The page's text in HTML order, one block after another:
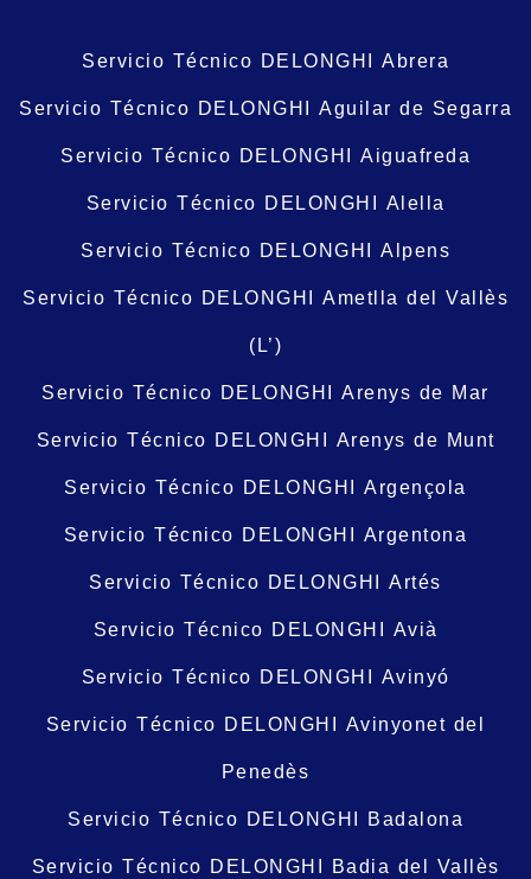
Servicio Técnico DELONGHI Abrera
Servicio Técnico DELONGHI Aguilar de Segarra
Servicio Técnico DELONGHI Aiguafreda
Servicio Técnico DELONGHI Alella
Servicio Técnico DELONGHI Alpens
Servicio Técnico DELONGHI Ametlla del Vallès
(L’)
Servicio Técnico DELONGHI Arenys de Mar
Servicio Técnico DELONGHI Arenys de Munt
Servicio Técnico DELONGHI Argençola
Servicio Técnico DELONGHI Argentona
Servicio Técnico DELONGHI Artés
Servicio Técnico DELONGHI Avià
Servicio Técnico DELONGHI Avinyó
Servicio Técnico DELONGHI Avinyonet del
Penedès
Servicio Técnico DELONGHI Badalona
Servicio Técnico DELONGHI Badia del Vallès